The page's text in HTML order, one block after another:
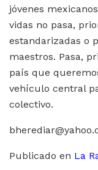
jóvenes
vidas no pasa,
estandarizadas o
maestros. Pasa,
país que
vehículo central
colectivo.
Publicado en La